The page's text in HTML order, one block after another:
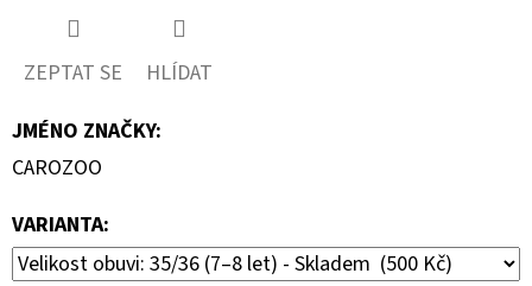
ZEPTAT SE
HLÍDAT
JMÉNO ZNAČKY:
CAROZOO
VARIANTA: